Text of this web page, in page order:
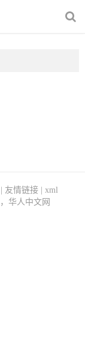
友情链接| xml
华人中文网